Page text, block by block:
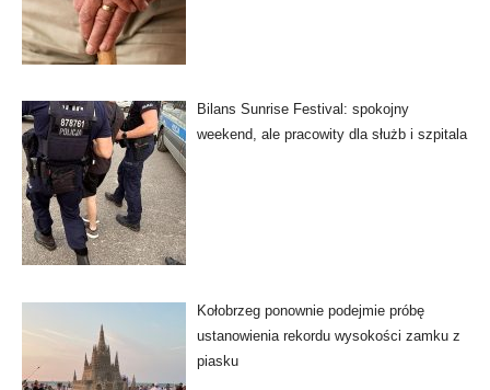
Bilans Sunrise Festival: spokojny
weekend, ale pracowity dla służb i szpitala
Kołobrzeg ponownie podejmie próbę
ustanowienia rekordu wysokości zamku z
piasku